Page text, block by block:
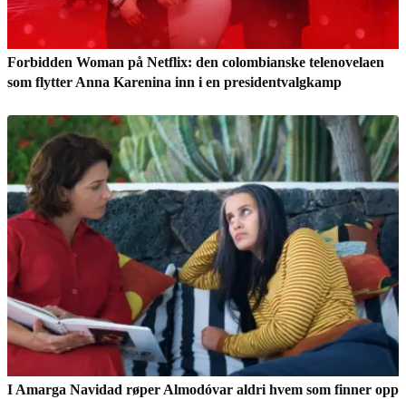
Forbidden Woman på Netflix: den colombianske telenovelaen
som flytter Anna Karenina inn i en presidentvalgkamp
I Amarga Navidad røper Almodóvar aldri hvem som finner opp